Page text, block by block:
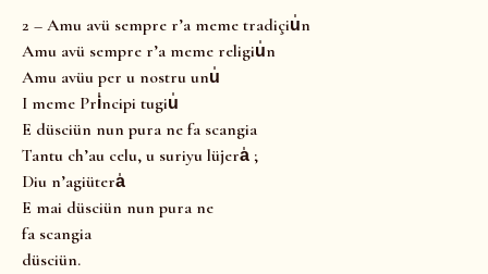
2 – Amu avü sempre r’a meme tradiçiu̍n
Amu avü sempre r’a meme religiu̍n
Amu avüu per u nostru unu̍
I meme Pri̍ncipi tugiu̍
E düsciün nun pura ne fa scangia
Tantu ch’au celu, u suriyu lüjera̍ ;
Diu n’agiütera̍
E mai düsciün nun pura ne
fa scangia
düsciün.